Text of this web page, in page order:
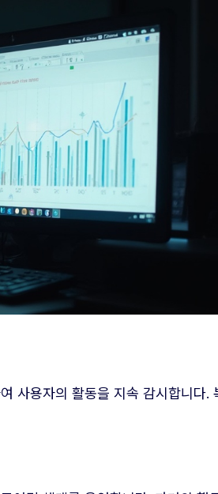
사용자의 활동을 지속 감시합니다.